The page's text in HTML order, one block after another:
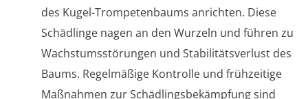
des Kugel-Trompetenbaums anrichten. Diese
Schädlinge nagen an den Wurzeln und führen zu
Wachstumsstörungen und Stabilitätsverlust des
Baums. Regelmäßige Kontrolle und frühzeitige
Maßnahmen zur Schädlingsbekämpfung sind